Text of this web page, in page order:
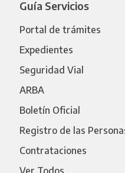
Guía Servicios
Portal de trámites
Expedientes
Seguridad Vial
ARBA
Boletín Oficial
Registro de las
Contrataciones
Ver Todos